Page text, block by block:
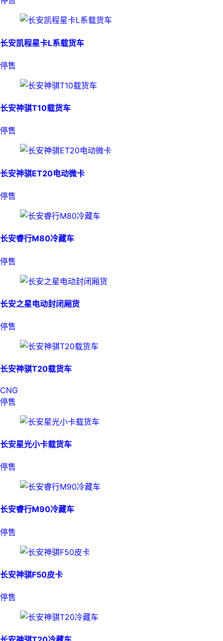
长安凯程星卡L系载货车
停售
长安神骐T10载货车
停售
长安神骐ET20电动微卡
停售
长安睿行M80冷藏车
停售
长安之星电动封闭厢货
停售
长安神骐T20载货车
CNG
停售
长安星光小卡载货车
停售
长安睿行M90冷藏车
停售
长安神骐F50皮卡
停售